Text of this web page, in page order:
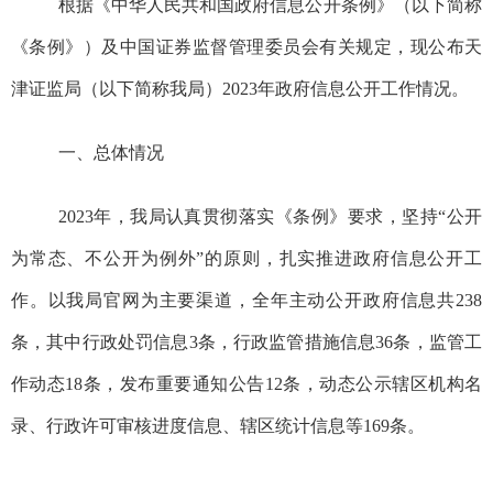
根据《中华人民共和国政府信息公开条例》（以下简称
《条例》）及中国证券监督管理委员会有关规定，现公布天
津证监局（以下简称我局） 2023年政府信息公开工作情况。
一、总体情况
2023年，我局认真贯彻落实《条例》要求，坚持“公开
为常态、不公开为例外”的原则，扎实推进政府信息公开工
作。以我局官网为主要渠道，全年主动公开政府信息共238
条，其中行政处罚信息3条，行政监管措施信息36条，监管工
作动态18条，发布重要通知公告12条，动态公示辖区机构名
录、行政许可审核进度信息、辖区统计信息等169条。